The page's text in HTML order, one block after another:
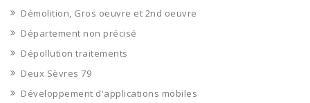
Démolition, Gros oeuvre et 2nd oeuvre
Département non précisé
Dépollution traitements
Deux Sèvres 79
Développement d'applications mobiles